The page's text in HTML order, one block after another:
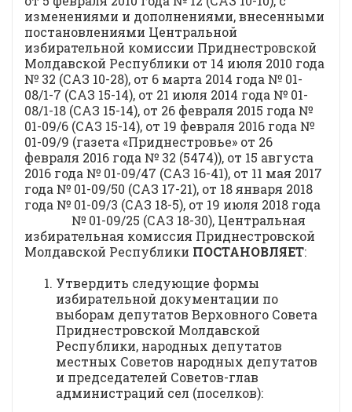
изменениями и дополнениями, внесенными
постановлениями Центральной
избирательной комиссии Приднестровской
Молдавской Республики от 14 июля 2010 года
№ 32 (САЗ 10-28), от 6 марта 2014 года № 01-
08/1-7 (САЗ 15-14), от 21 июля 2014 года № 01-
08/1-18 (САЗ 15-14), от 26 февраля 2015 года №
01-09/6 (САЗ 15-14), от 19 февраля 2016 года №
01-09/9 (газета «Приднестровье» от 26
февраля 2016 года № 32 (5474)), от 15 августа
2016 года № 01-09/47 (САЗ 16-41), от 11 мая 2017
года № 01-09/50 (САЗ 17-21), от 18 января 2018
года № 01-09/3 (САЗ 18-5), от 19 июля 2018 года
№ 01-09/25 (САЗ 18-30), Центральная
избирательная комиссия Приднестровской
Молдавской Республики ПОСТАНОВЛЯЕТ:
Утвердить следующие формы
избирательной документации по
выборам депутатов Верховного Совета
Приднестровской Молдавской
Республики, народных депутатов
местных Советов народных депутатов
и председателей Советов-глав
администраций сел (поселков):